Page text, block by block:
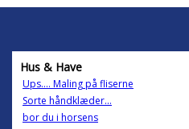
Hus & Have
Ups.... Maling på fliserne
Sorte håndklæder...
bor du i horsens